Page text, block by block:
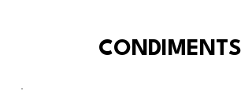
CONDIMENTS